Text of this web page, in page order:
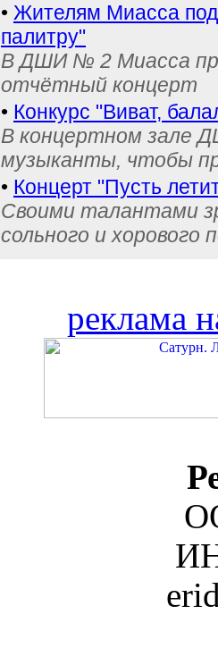
• Жителям Миасса
палитру"
В ДШИ № 2 Миасса
отчётный концерт
• Конкурс "Виват,
В концертном зале
музыканты, чтобы
• Концерт "Пусть
Своими талантами
сольного и
реклама